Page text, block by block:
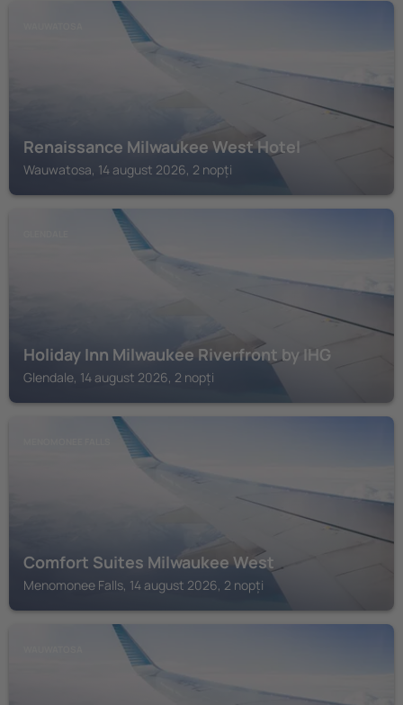
Renaissance Milwaukee West Hotel
Wauwatosa, 14 august 2026, 2 nopți
Holiday Inn Milwaukee Riverfront by IHG
Glendale, 14 august 2026, 2 nopți
Comfort Suites Milwaukee West
Menomonee Falls, 14 august 2026, 2 nopți